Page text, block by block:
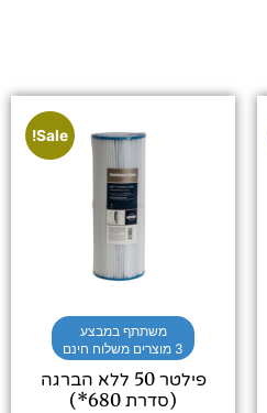
Sale!
משתתף במבצע
3 מוצרים משלוח חינם
פילטר 50 ללא הברגה
(סדרת 680*)